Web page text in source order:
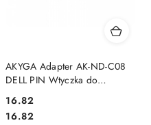
AKYGA Adapter AK-ND-C08
DELL PIN Wtyczka do
zasilacza uniwersalnego USB-
C / 7.4 X 5.0 MM + pin DELL
Cena:
16.82
Cena:
16.82